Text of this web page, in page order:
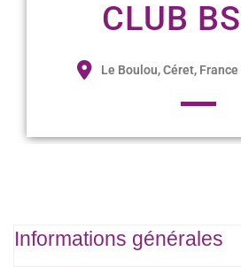
CLUB
Le Boulou, Céret,
Informations générales